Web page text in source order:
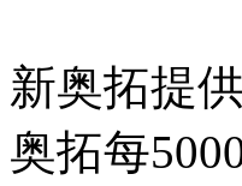
新奥拓提
奥拓每